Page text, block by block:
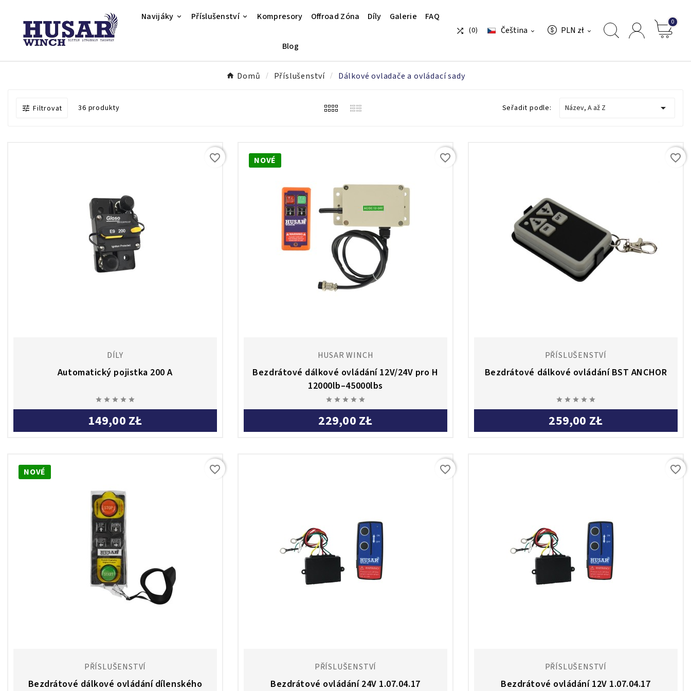
Navijáky Příslušenství Kompresory Offroad Zóna Díly Galerie FAQ
Blog
 (0) Čeština  PLN zł 
0
Domů Příslušenství Dálkové ovladače a ovládací sady
 Filtrovat 36 produkty Seřadit podle: Název, A až Z 
DÍLY
Automatický pojistka 200 A
    
149,00 ZŁ
favorite_border NOVÉ
HUSAR WINCH
Bezdrátové dálkové ovládání 12V/24V pro H
12000lb–45000lbs
    
229,00 ZŁ
favorite_border
PŘÍSLUŠENSTVÍ
Bezdrátové dálkové ovládání BST ANCHOR
    
259,00 ZŁ
favorite_border
NOVÉ
PŘÍSLUŠENSTVÍ
Bezdrátové dálkové ovládání dílenského
favorite_border
PŘÍSLUŠENSTVÍ
Bezdrátové ovládání 24V 1.07.04.17
favorite_border
PŘÍSLUŠENSTVÍ
Bezdrátové ovládání 12V 1.07.04.17
favorite_border